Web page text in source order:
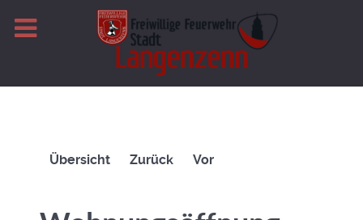
Übersicht Zurück Vor